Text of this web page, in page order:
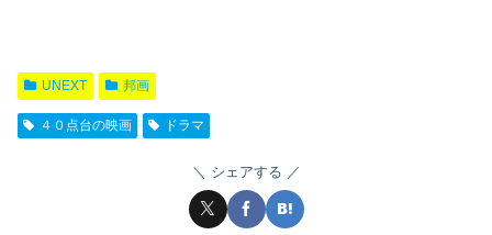
UNEXT 邦画
４０点台の映画 ドラマ
シェアする